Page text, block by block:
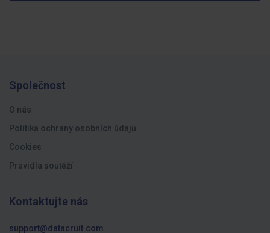
Společnost
O nás
Politika ochrany osobních údajů
Cookies
Pravidla soutěží
Kontaktujte nás
support@datacruit.com